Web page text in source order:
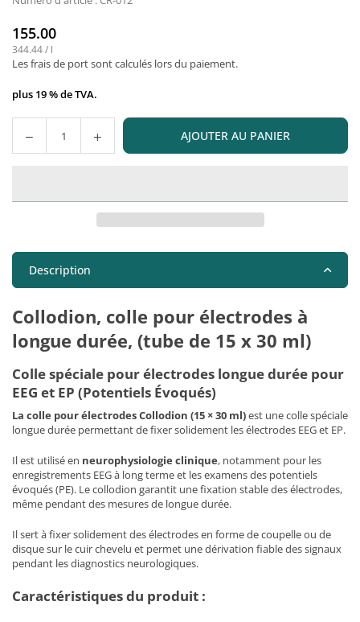
Prix
normal
155.00
344.44/ l
Les frais de portsont calculés lors du paiement.
plus 19 % de TVA.
Quantité AJOUTER AU PANIER
Description
Collodion, colle pour électrodes à
longue durée, (tube de 15 x 30 ml)
Colle spéciale pour électrodes longue durée pour
EEG et EP (Potentiels Évoqués)
La colle pour électrodes Collodion (15 × 30 ml)est une colle spéciale
longue durée permettant de fixer solidement les électrodes EEG et EP.
Il est utilisé en neurophysiologie clinique, notamment pour les
enregistrements EEG à long terme et les examens des potentiels
évoqués (PE). Le collodion garantit une fixation stable des électrodes,
même pendant des mesures de longue durée.
Il sert à fixer solidement des électrodes en forme de coupelle ou de
disque sur le cuir chevelu et permet une dérivation fiable des signaux
pendant les diagnostics neurologiques.
Caractéristiques du produit :